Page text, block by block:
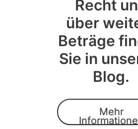
Recht
über
Beträge
Sie in
Blog.
Mehr